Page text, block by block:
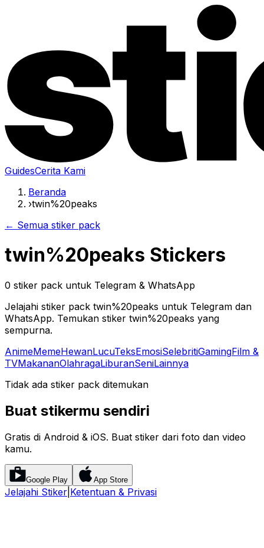
GuidesCerita Kami
Beranda
›twin%20peaks
← Semua stiker pack
twin%20peaks Stickers
0 stiker pack untuk Telegram & WhatsApp
Jelajahi stiker pack twin%20peaks untuk Telegram dan
WhatsApp. Temukan stiker twin%20peaks yang
sempurna.
AnimeMemeHewanLucuTeksEmosiSelebritiGamingFilm &
TVMakananOlahragaLiburanSeniLainnya
Tidak ada stiker pack ditemukan
Buat stikermu sendiri
Gratis di Android & iOS. Buat stiker dari foto dan video
kamu.
Google Play App Store
Jelajahi Stiker Ketentuan & Privasi